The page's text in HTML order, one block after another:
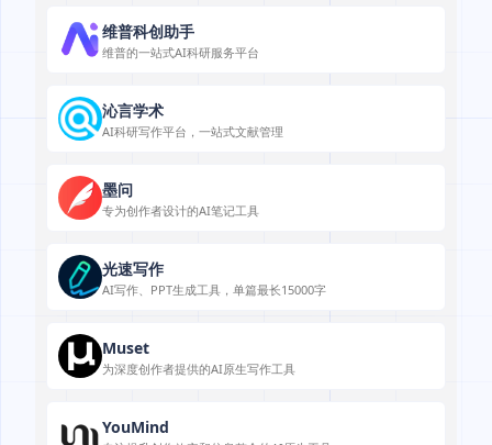
维普科创助手
维普的一站式AI科研服务平台
沁言学术
AI科研写作平台，一站式文献管理
墨问
专为创作者设计的AI笔记工具
光速写作
AI写作、PPT生成工具，单篇最长15000字
Muset
为深度创作者提供的AI原生写作工具
YouMind